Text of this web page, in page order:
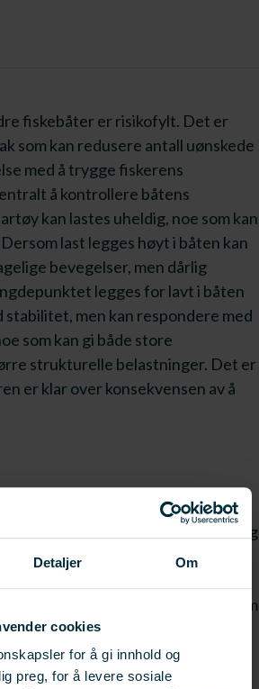
Detaljer Om
cookies
for å gi innhold og
preg, for å levere sosiale
fiskebåter er risikofylt. Det er
som kan redusere antall uønskede
med å trygge fiskerens
å kontrollere båtens
kan lastes uheldig, noe som kan
last legges høyt i båten kan
bevegelser, men dårlig
legges for lavt i båten
stabilitet, men kan respondere med
som kan gi både store
strukturelle belastninger. Det er
er klar over konsekvensen av å
metoder for å estimere et skips
har både fordeler og ulemper, og
stabilitet 100 % riktig. Derfor
dette prosjektet med mål om å
som er tilpasset fiskebåter og som
lastkondisjoner.